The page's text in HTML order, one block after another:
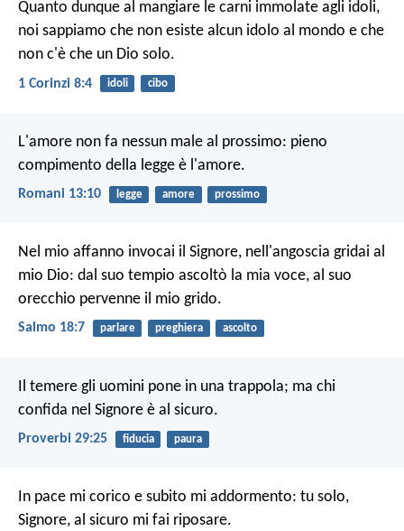
Quanto dunque al mangiare le carni immolate agli idoli,
noi sappiamo che non esiste alcun idolo al mondo e che
non c'è che un Dio solo.
1 Corinzi 8:4 idoli cibo
L'amore non fa nessun male al prossimo: pieno
compimento della legge è l'amore.
Romani 13:10 legge amore prossimo
Nel mio affanno invocai il Signore, nell'angoscia gridai al
mio Dio: dal suo tempio ascoltò la mia voce, al suo
orecchio pervenne il mio grido.
Salmo 18:7 parlare preghiera ascolto
Il temere gli uomini pone in una trappola; ma chi
confida nel Signore è al sicuro.
Proverbi 29:25 fiducia paura
In pace mi corico e subito mi addormento: tu solo,
Signore, al sicuro mi fai riposare.